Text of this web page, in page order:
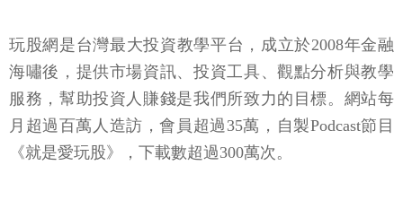
玩股網是台灣最大投資教學平台，成立於2008年金融
海嘯後，提供市場資訊、投資工具、觀點分析與教學
服務，幫助投資人賺錢是我們所致力的目標。網站每
月超過百萬人造訪，會員超過35萬，自製Podcast節目
《就是愛玩股》，下載數超過300萬次。